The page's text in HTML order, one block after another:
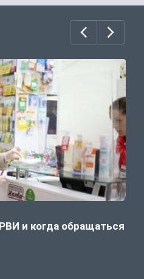
и когда обращаться